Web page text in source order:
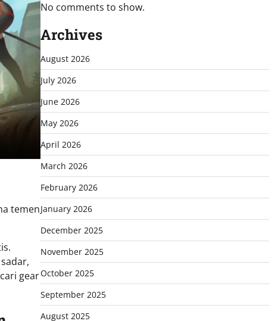
temen
gear
No comments to show.
Archives
August 2026
July 2026
June 2026
May 2026
April 2026
March 2026
February 2026
January 2026
December 2025
November 2025
October 2025
September 2025
August 2025